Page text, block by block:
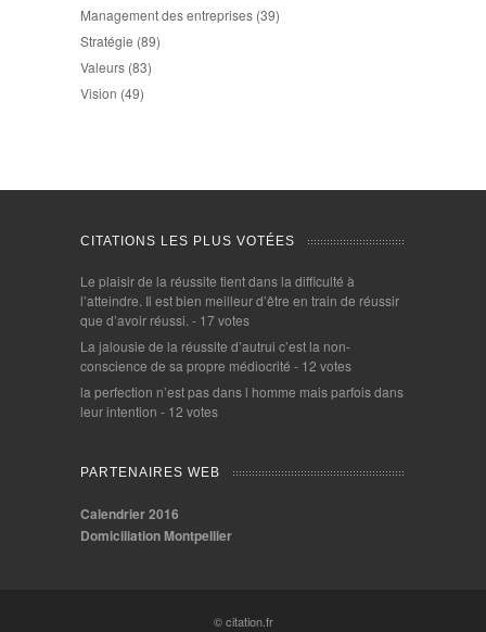
Management des entreprises (39)
Stratégie (89)
Valeurs (83)
Vision (49)
CITATIONS LES PLUS VOTÉES
Le plaisir de la réussite tient dans la difficulté à
l’atteindre. Il est bien meilleur d’être en train de réussir
que d’avoir réussi. - 17 votes
La jalousie de la réussite d’autrui c’est la non-
conscience de sa propre médiocrité - 12 votes
la perfection n’est pas dans l homme mais parfois dans
leur intention - 12 votes
PARTENAIRES WEB
Calendrier 2016
Domiciliation Montpellier
© citation.fr